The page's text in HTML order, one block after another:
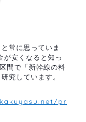
常に思っていま
が安くなると知っ
間で「新幹線の料
究しています。
pr